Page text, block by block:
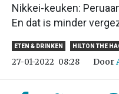
Nikkei-keuken:
En dat is minder
ETEN & DRINKEN HILTON THE
27-01-2022 08:28 Door